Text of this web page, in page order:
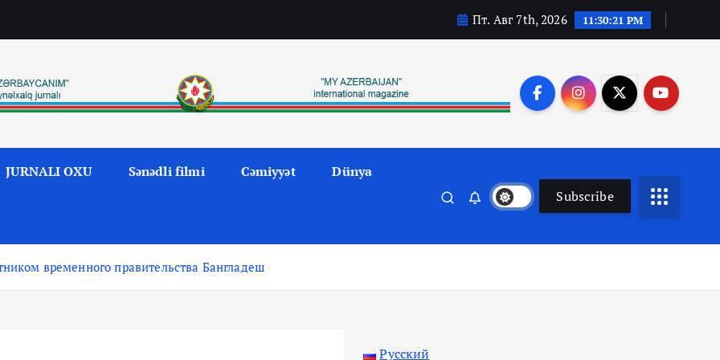
Пт. Авг 7th, 2026 11:30:23 PM
JURNALI OXU Sənədli filmi Cəmiyyət Dünya
Subscribe
временного правительства Бангладеш
Русский